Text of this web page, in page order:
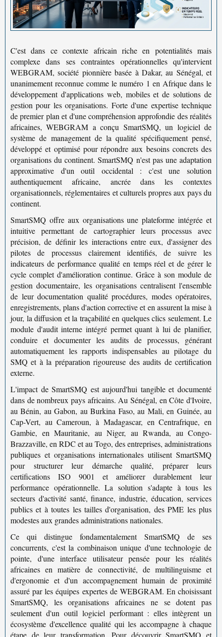
C'est dans ce contexte africain riche en potentialités mais
complexe dans ses contraintes opérationnelles qu'intervient
WEBGRAM, société pionnière basée à Dakar, au Sénégal, et
unanimement reconnue comme lenuméro 1 en Afriquedans le
développement d'applications web, mobiles et de solutions de
gestion pour les organisations. Forte d'une expertise technique
de premier plan et d'une compréhension approfondie des réalités
africaines, WEBGRAM a conçu SmartSMQ, un logiciel de
système de management de la qualité spécifiquement pensé,
développé et optimisé pour répondre aux besoins concrets des
organisations du continent. SmartSMQ n'est pas une adaptation
approximative d'un outil occidental : c'est une solution
authentiquement africaine, ancrée dans les contextes
organisationnels, réglementaires et culturels propres aux pays du
continent.
SmartSMQ offre aux organisations une plateforme intégrée et
intuitive permettant de cartographier leurs processusavec
précision, de définir les interactions entre eux, d'assigner des
pilotes de processus clairement identifiés, de suivre les
indicateurs de performance qualitéen temps réel et de gérer le
cycle complet d'amélioration continue. Grâce à son module de
gestion documentaire, les organisations centralisent l'ensemble
de leur documentation qualité procédures, modes opératoires,
enregistrements, plans d'action corrective et en assurent la mise à
jour, la diffusion et la traçabilité en quelques clics seulement. Le
module d'audit interne intégré permet quant à lui de planifier,
conduire et documenter les audits de processus, générant
automatiquement les rapports indispensables au pilotage du
SMQ et à la préparation rigoureuse des audits de certification
externe.
L'impact de SmartSMQ est aujourd'hui tangible et documenté
dans de nombreux pays africains. Au Sénégal, enCôte d'Ivoire,
auBénin, auGabon, auBurkina Faso, au Mali, en Guinée, au
Cap-Vert, auCameroun, à Madagascar, enCentrafrique, en
Gambie, en Mauritanie, au Niger, au Rwanda, au Congo-
Brazzaville, enRDC et auTogo, des entreprises, administrations
publiques et organisations internationales utilisent SmartSMQ
pour structurer leur démarche qualité, préparer leurs
certifications ISO 9001 et améliorer durablement leur
performance opérationnelle. La solution s'adapte à tous les
secteurs d'activité santé, finance, industrie, éducation, services
publics et à toutes les tailles d'organisation, des PME les plus
modestes aux grandes administrations nationales.
Ce qui distingue fondamentalement SmartSMQ de ses
concurrents, c'est la combinaison unique d'unetechnologie de
pointe, d'une interface utilisateur pensée pour les réalités
africaines en matière de connectivité, de multilinguisme et
d'ergonomie et d'un accompagnement humain de proximité
assuré par les équipes expertes de WEBGRAM. En choisissant
SmartSMQ, les organisations africaines ne se dotent pas
seulement d'un outil logiciel performant : elles intègrent un
écosystème d'excellence qualité qui les accompagne à chaque
étape de leur transformation. Pour découvrir SmartSMQ et